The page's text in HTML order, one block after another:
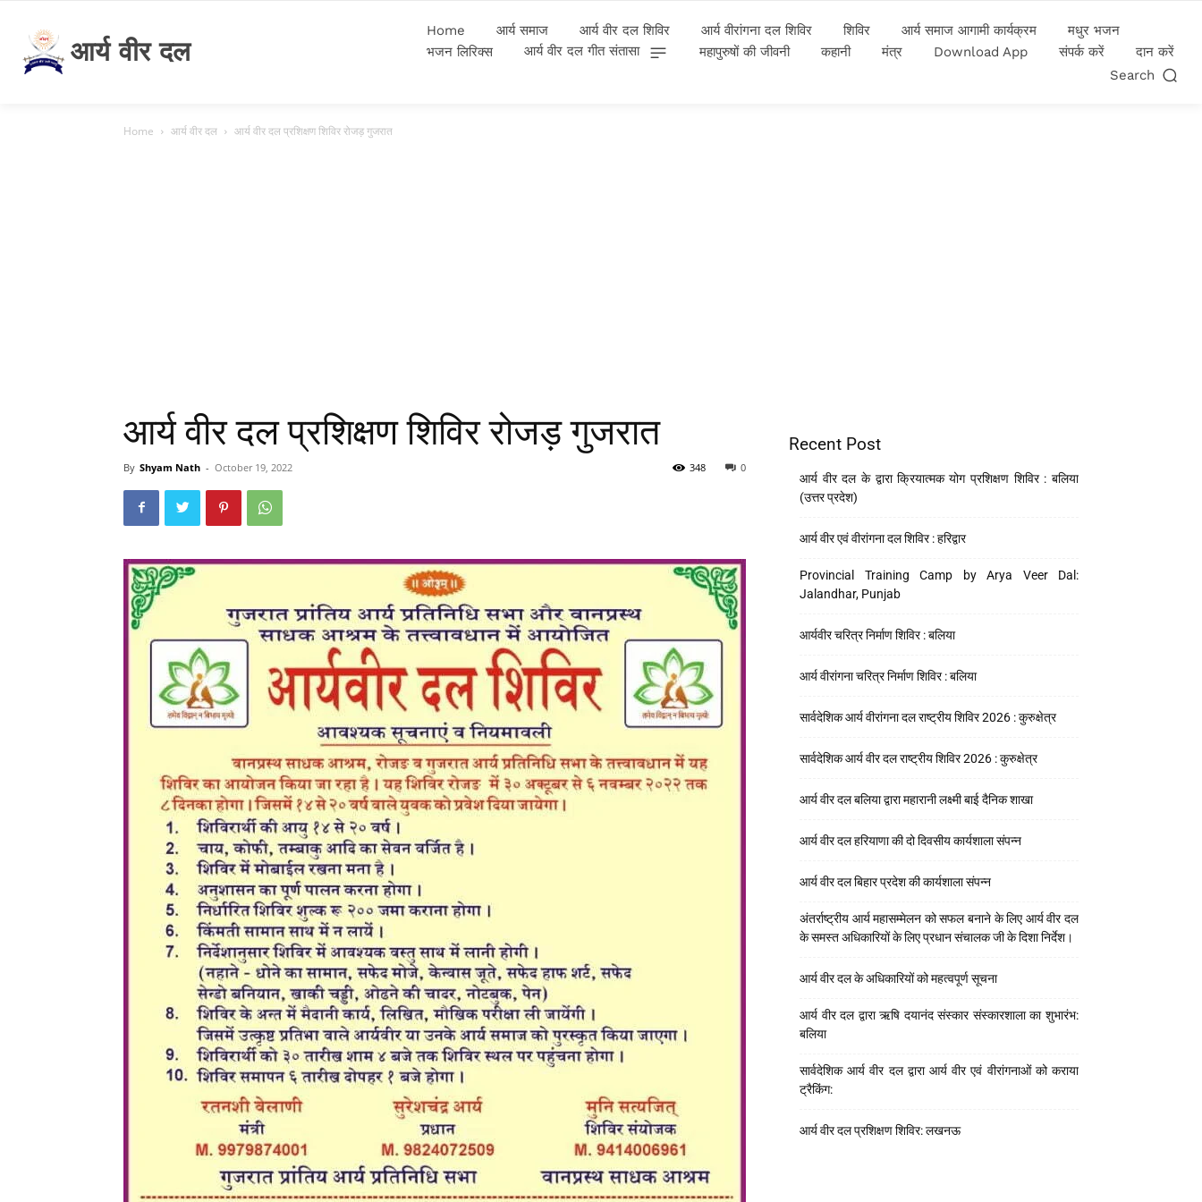
आर्य वीर दल
Home आर्य समाज आर्य वीर दल शिविर आर्य वीरांगना दल शिविर शिविर आर्य समाज आगामी कार्यक्रम
मधुर भजन
भजन लिरिक्स
आर्य वीर दल गीत संतासा महापुरुषों की जीवनी कहानी मंत्र Download App संपर्क करें
दान करें
Search
Home आर्य वीर दल आर्य वीर दल प्रशिक्षण शिविर रोजड़ गुजरात
आर्य वीर दल प्रशिक्षण शिविर रोजड़ गुजरात
By Shyam Nath - October 19, 2022 0
348
Recent Post
आर्य वीर दल के द्वारा क्रियात्मक योग प्रशिक्षण शिविर : बलिया
(उत्तर प्रदेश)
आर्य वीर एवं वीरांगना दल शिविर : हरिद्वार
Provincial Training Camp by Arya Veer Dal:
Jalandhar, Punjab
आर्यवीर चरित्र निर्माण शिविर : बलिया
आर्य वीरांगना चरित्र निर्माण शिविर : बलिया
सार्वदेशिक आर्य वीरांगना दल राष्ट्रीय शिविर 2026 : कुरुक्षेत्र
सार्वदेशिक आर्य वीर दल राष्ट्रीय शिविर 2026 : कुरुक्षेत्र
आर्य वीर दल बलिया द्वारा महारानी लक्ष्मी बाई दैनिक शाखा
आर्य वीर दल हरियाणा की दो दिवसीय कार्यशाला संपन्न
आर्य वीर दल बिहार प्रदेश की कार्यशाला संपन्न
अंतर्राष्ट्रीय आर्य महासम्मेलन को सफल बनाने के लिए आर्य वीर दल
के समस्त अधिकारियों के लिए प्रधान संचालक जी के दिशा निर्देश।
आर्य वीर दल के अधिकारियों को महत्वपूर्ण सूचना
आर्य वीर दल द्वारा ऋषि दयानंद संस्कार संस्कारशाला का शुभारंभ:
बलिया
सार्वदेशिक आर्य वीर दल द्वारा आर्य वीर एवं वीरांगनाओं को कराया
ट्रैकिंग:
आर्य वीर दल प्रशिक्षण शिविर: लखनऊ